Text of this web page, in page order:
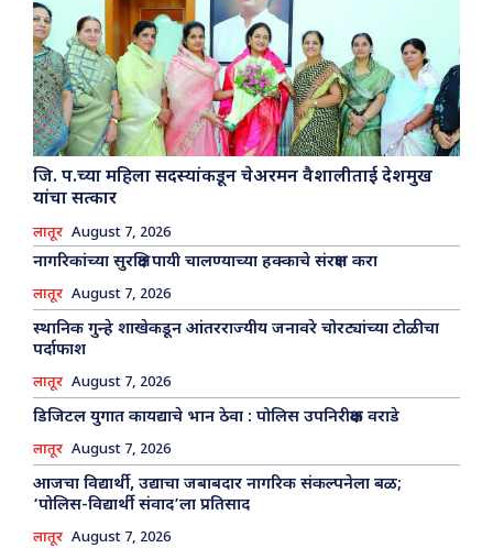
जि. प.च्या महिला सदस्यांकडून चेअरमन वैशालीताई देशमुख
यांचा सत्कार
लातूर August 7, 2026
नागरिकांच्या सुरक्षित पायी चालण्याच्या हक्काचे संरक्षण करा
लातूर August 7, 2026
स्थानिक गुन्हे शाखेकडून आंतरराज्यीय जनावरे चोरट्यांच्या टोळीचा
पर्दाफाश
लातूर August 7, 2026
डिजिटल युगात कायद्याचे भान ठेवा : पोलिस उपनिरीक्षक वराडे
लातूर August 7, 2026
आजचा विद्यार्थी, उद्याचा जबाबदार नागरिक संकल्पनेला बळ;
‘पोलिस-विद्यार्थी संवाद’ला प्रतिसाद
लातूर August 7, 2026